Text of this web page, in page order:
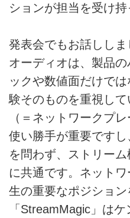
ションが担当を受け持
発表会でもお話しし
オーディオは、製品
ックや数値面だけで
験そのものを重視し
（＝ネットワークプ
使い勝手が重要です
を問わず、ストリー
に共通です。ネット
生の重要なポジション
「StreamMagic」は